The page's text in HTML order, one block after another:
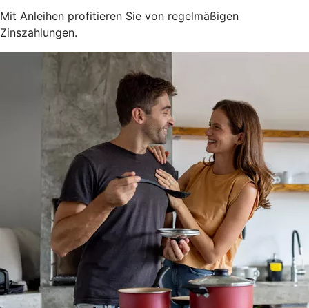
Mit Anleihen profitieren Sie von regelmäßigen
Zinszahlungen.